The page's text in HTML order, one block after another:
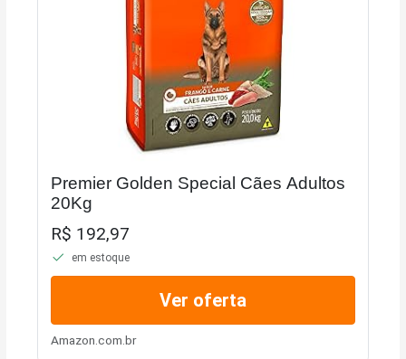
Premier Golden Special Cães Adultos
20Kg
R$ 192,97
em estoque
Ver oferta
Amazon.com.br